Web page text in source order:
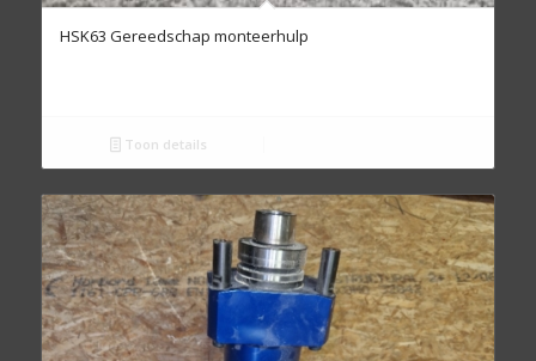
HSK63 Gereedschap monteerhulp
Toon details